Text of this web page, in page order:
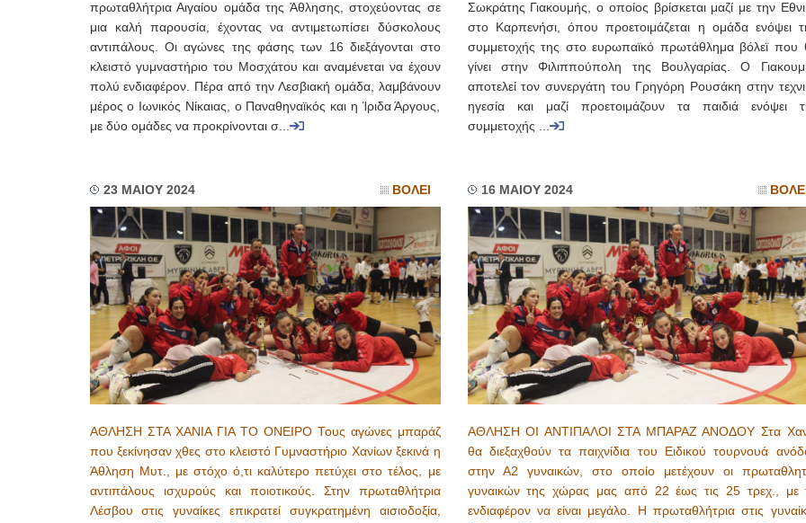
πρωταθλήτρια Αιγαίου ομάδα της Άθλησης, στοχεύοντας σε
μια καλή παρουσία, έχοντας να αντιμετωπίσει δύσκολους
αντιπάλους. Οι αγώνες της φάσης των 16 διεξάγονται στο
κλειστό γυμναστήριο του Μοσχάτου και αναμένεται να έχουν
πολύ ενδιαφέρον. Πέρα από την Λεσβιακή ομάδα, λαμβάνουν
μέρος ο Ιωνικός Νίκαιας, ο Παναθηναϊκός και η Ίριδα Άργους,
με δύο ομάδες να προκρίνονται σ...
Σωκράτης Γιακουμής, ο οποίος βρίσκεται μαζί με την
στο Καρπενήσι, όπου προετοιμάζεται η ομάδα ενόψει
συμμετοχής της στο ευρωπαϊκό πρωτάθλημα βόλεϊ που
γίνει στην Φιλιππούπολη της Βουλγαρίας. Ο
αποτελεί τον συνεργάτη του Γρηγόρη Ρουσάκη στην
ηγεσία και μαζί προετοιμάζουν τα παιδιά ενόψει
συμμετοχής ...
23 ΜΑΙΟΥ 2024 ΒΟΛΕΙ
ΑΘΛΗΣΗ ΣΤΑ ΧΑΝΙΑ ΓΙΑ ΤΟ ΟΝΕΙΡΟ Τους αγώνες μπαράζ
που ξεκίνησαν χθες στο κλειστό Γυμναστήριο Χανίων ξεκινά η
Άθληση Μυτ., με στόχο ό,τι καλύτερο πετύχει στο τέλος, με
αντιπάλους ισχυρούς και ποιοτικούς. Στην πρωταθλήτρια
Λέσβου στις γυναίκες επικρατεί συγκρατημένη αισιοδοξία,
16 ΜΑΙΟΥ 2024 ΒΟΛΕΙ
ΑΘΛΗΣΗ ΟΙ ΑΝΤΙΠΑΛΟΙ ΣΤΑ ΜΠΑΡΑΖ ΑΝΟΔΟΥ Στα
θα διεξαχθούν τα παιχνίδια του Ειδικού τουρνουά
στην Α2 γυναικών, στο οποίο μετέχουν οι
γυναικών της χώρας μας από 22 έως τις 25 τρεχ., με
ενδιαφέρον να είναι μεγάλο. Η πρωταθλήτρια στις